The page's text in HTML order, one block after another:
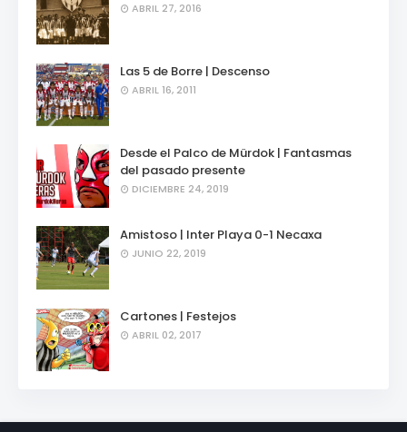
ABRIL 27, 2016
Las 5 de Borre | Descenso
ABRIL 16, 2011
Desde el Palco de Mürdok | Fantasmas
del pasado presente
DICIEMBRE 24, 2019
Amistoso | Inter Playa 0-1 Necaxa
JUNIO 22, 2019
Cartones | Festejos
ABRIL 02, 2017